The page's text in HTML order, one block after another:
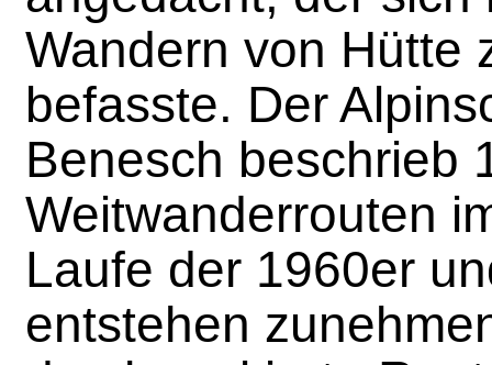
Wandern von Hütte
befasste. Der
Benesch beschrieb
Weitwanderrouten
Laufe der 1960er
entstehen